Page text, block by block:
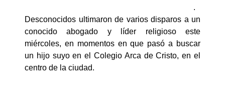
.
Desconocidos ultimaron de varios disparos a un
conocido abogado y líder religioso este
miércoles, en momentos en que pasó a buscar
un hijo suyo en el Colegio Arca de Cristo, en el
centro de la ciudad.